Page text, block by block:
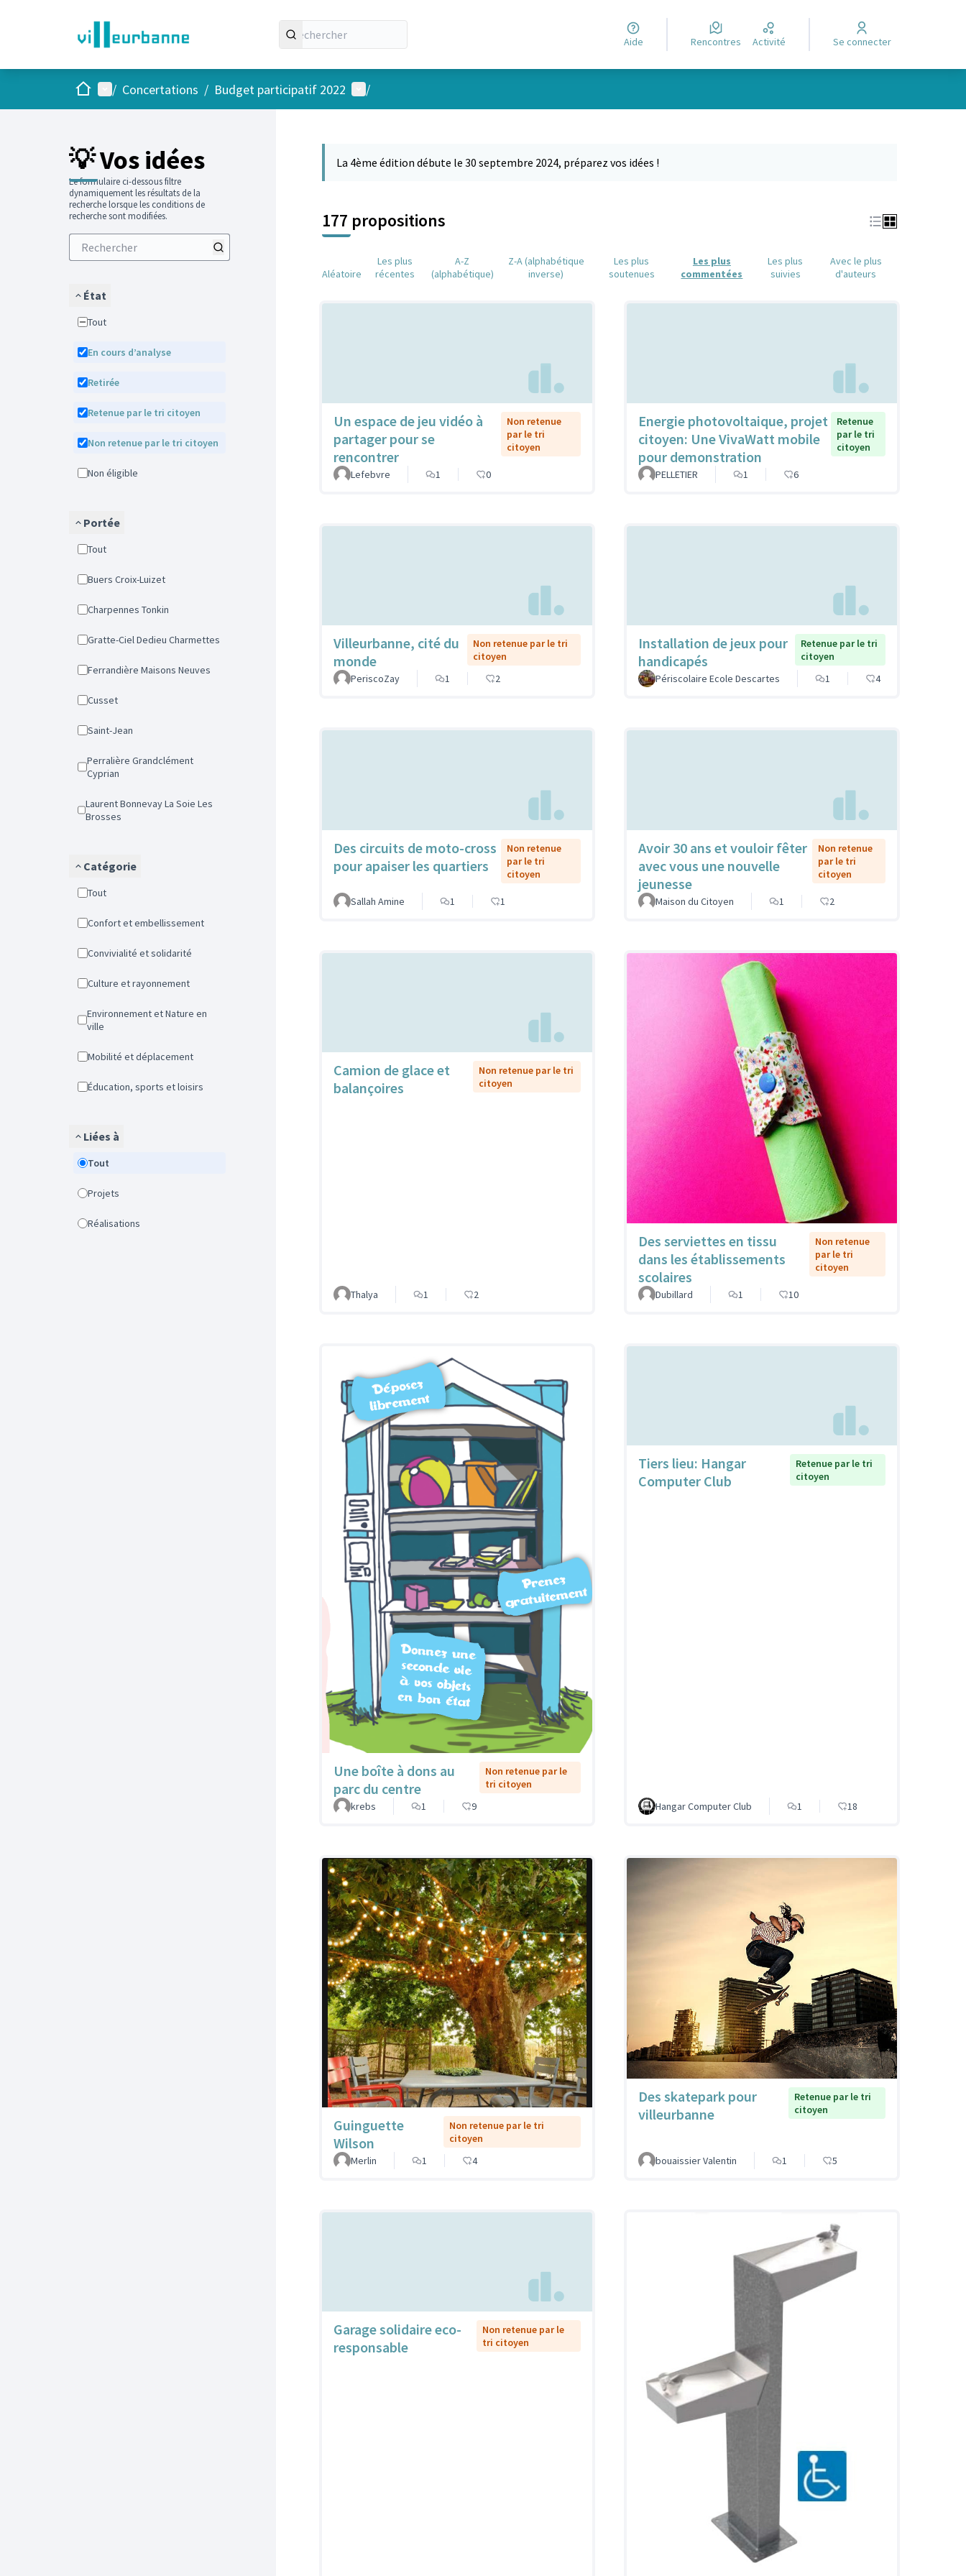
Aide Rencontres Activité Se connecter
AccueilMenu principal
/ Concertations / Budget participatif 2022 Menu utilisateur
/
💡 Vos idées
Le formulaire ci-dessous filtre
dynamiquement les résultats de la
recherche lorsque les conditions de
recherche sont modifiées.
État
Tout
En cours d’analyse
Retirée
Retenue par le tri citoyen
Non retenue par le tri citoyen
Non éligible
Portée
Tout
Buers Croix-Luizet
Charpennes Tonkin
Gratte-Ciel Dedieu Charmettes
Ferrandière Maisons Neuves
Cusset
Saint-Jean
Perralière Grandclément
Cyprian
Laurent Bonnevay La Soie Les
Brosses
Catégorie
Tout
Confort et embellissement
Convivialité et solidarité
Culture et rayonnement
Environnement et Nature en
ville
Mobilité et déplacement
Éducation, sports et loisirs
Liées à
Tout
Projets
Réalisations
La 4ème édition débute le 30 septembre 2024, préparez vos idées !
177 propositions
Aléatoire
Les plus
récentes
A-Z
(alphabétique)
Z-A (alphabétique
inverse)
Les plus
soutenues
Les plus
commentées
Les plus
suivies
Avec le plus
d'auteurs
Un espace de jeu vidéo à
partager pour se
rencontrer
Non retenue
par le tri
citoyen
Lefebvre 1 0
Energie photovoltaique, projet
citoyen: Une VivaWatt mobile
pour demonstration
Retenue
par le tri
citoyen
PELLETIER 1 6
Villeurbanne, cité du
monde
Non retenue par le tri
citoyen
PeriscoZay
1 2
Installation de jeux pour
handicapés
Retenue par le tri
citoyen
Périscolaire Ecole Descartes
1 4
Des circuits de moto-cross
pour apaiser les quartiers
Non retenue
par le tri
citoyen
Sallah Amine 1 1
Avoir 30 ans et vouloir fêter
avec vous une nouvelle
jeunesse
Non retenue
par le tri
citoyen
Maison du Citoyen 1 2
Camion de glace et
balançoires
Non retenue par le tri
citoyen
Thalya 1 2
Des serviettes en tissu
dans les établissements
scolaires
Non retenue
par le tri
citoyen
Dubillard 1 10
Une boîte à dons au
parc du centre
Non retenue par le
tri citoyen
krebs
1 9
Tiers lieu: Hangar
Computer Club
Retenue par le tri
citoyen
Hangar Computer Club 1 18
Guinguette
Wilson
Non retenue par le tri
citoyen
Merlin
1 4
Des skatepark pour
villeurbanne
Retenue par le tri
citoyen
bouaissier Valentin 1 5
Garage solidaire eco-
responsable
Non retenue par le
tri citoyen